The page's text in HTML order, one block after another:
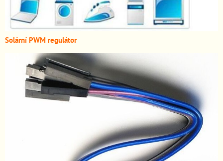
Solární PWM regulátor